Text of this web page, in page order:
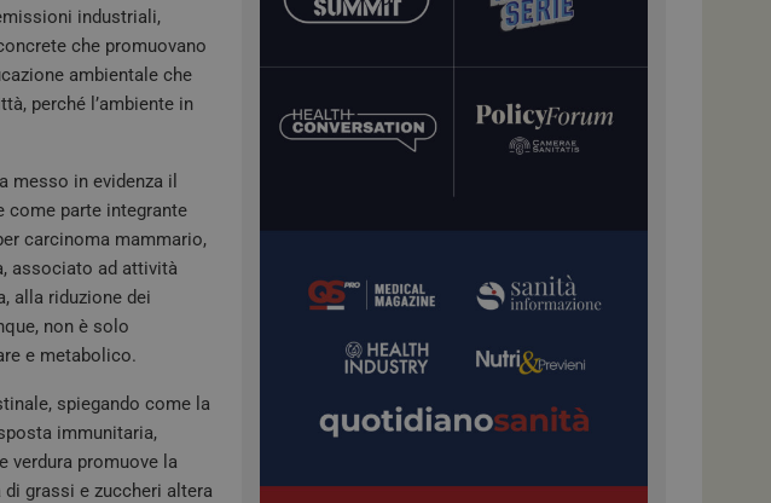
industriali,
che promuovano
ambientale che
perché l’ambiente in
messo in evidenza il
come parte integrante
carcinoma mammario,
associato ad attività
alla riduzione dei
non è solo
e metabolico.
spiegando come la
immunitaria,
verdura promuove la
grassi e zuccheri altera